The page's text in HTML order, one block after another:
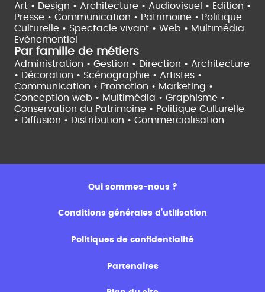
Art • Design • Architecture • Audiovisuel • Edition •
Presse • Communication • Patrimoine • Politique
Culturelle • Spectacle vivant • Web • Multimédia
Evènementiel
Par famille de métiers
Administration • Gestion • Direction • Architecture
• Décoration • Scénographie • Artistes •
Communication • Promotion • Marketing •
Conception web • Multimédia • Graphisme •
Conservation du Patrimoine • Politique Culturelle
• Diffusion • Distribution • Commercialisation
Qui sommes-nous ?
Conditions générales d’utilisation
Politiques de confidentialité
Partenaires